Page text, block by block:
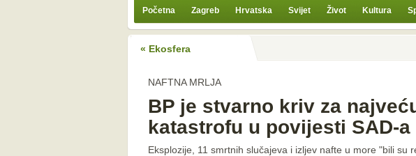
Početna Zagreb Hrvatska Svijet Život Kultura
« Ekosfera
NAFTNA MRLJA
BP je stvarno kriv za
katastrofu u povijesti SAD-a
Eksplozije, 11 smrtnih slučajeva i izljev nafte u more "bili su